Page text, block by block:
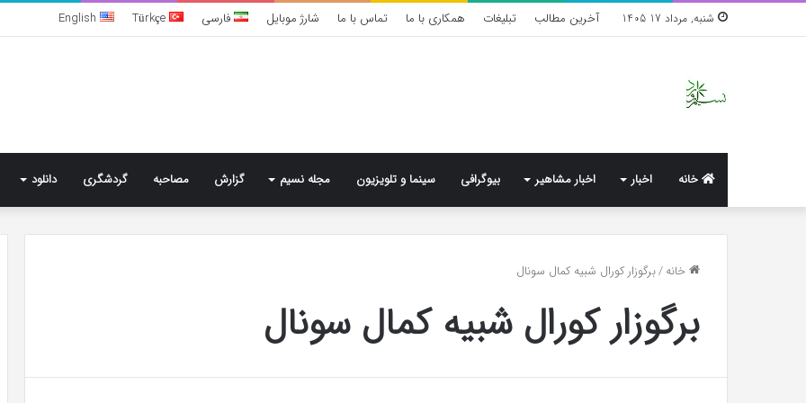
شنبه, مرداد 17 1405 آخرین مطالب تبلیغات همکاری با ما تماس با ما شارژ موبایل فارسی Türkçe
English
خانه اخبار اخبار مشاهیر بیوگرافی سینما و تلویزیون مجله نسیم گزارش مصاحبه گردشگری دانلود
خانه/برگوزار کورال شبیه کمال سونال
برگوزار کورال شبیه کمال سونال
واکنش
ارکن
به
اخیر؛
می‌شود؟